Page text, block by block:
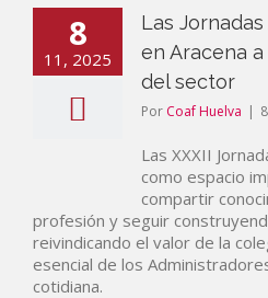
8
11, 2025
Las
en Aracena
del sector
Por Coaf Huelva |
Las XXXII
como espacio
compartir
profesión y seguir
reivindicando el valor de la
esencial de los
cotidiana.